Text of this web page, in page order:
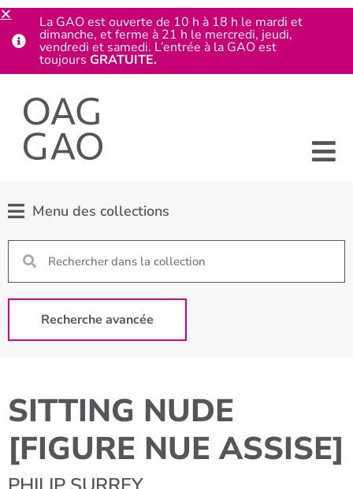
Menu des collections
Recherche avancée
SITTING NUDE
[FIGURE NUE ASSISE]
La GAO est ouverte de 10 h à 18 h le mardi et
dimanche, et ferme à 21 h le mercredi, jeudi,
vendredi et samedi. L’entrée à la GAO est
toujours GRATUITE.